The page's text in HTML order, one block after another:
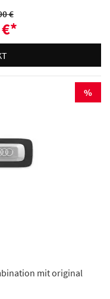
€
*
%
mit original